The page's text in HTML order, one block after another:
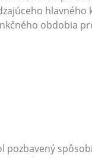
hlavného
obdobia